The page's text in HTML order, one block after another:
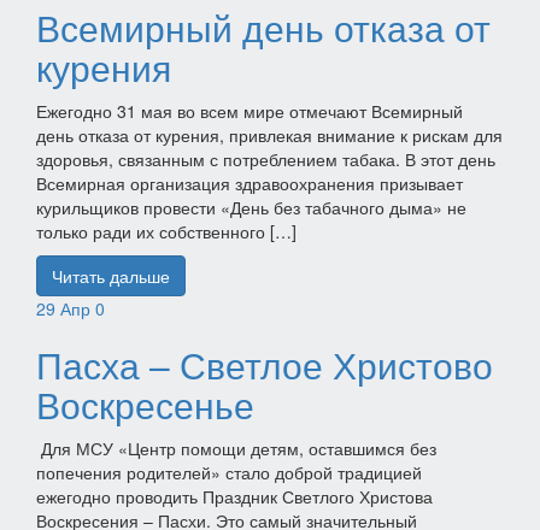
Всемирный день отказа от
курения
Ежегодно 31 мая во всем мире отмечают Всемирный
день отказа от курения, привлекая внимание к рискам для
здоровья, связанным с потреблением табака. В этот день
Всемирная организация здравоохранения призывает
курильщиков провести «День без табачного дыма» не
только ради их собственного […]
Читать дальше
29 Апр 0
Пасха – Светлое Христово
Воскресенье
Для МСУ «Центр помощи детям, оставшимся без
попечения родителей» стало доброй традицией
ежегодно проводить Праздник Светлого Христова
Воскресения – Пасхи. Это самый значительный